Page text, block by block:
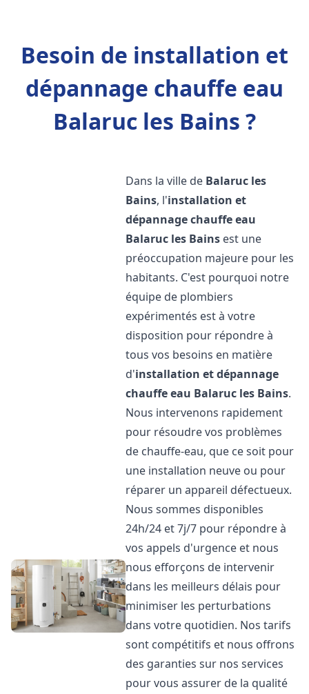
Besoin de installation et
dépannage chauffe eau
Balaruc les Bains ?
Dans la ville de Balaruc les
Bains, l'installation et
dépannage chauffe eau
Balaruc les Bains est une
préoccupation majeure pour les
habitants. C'est pourquoi notre
équipe de plombiers
expérimentés est à votre
disposition pour répondre à
tous vos besoins en matière
d'installation et dépannage
chauffe eau Balaruc les Bains.
Nous intervenons rapidement
pour résoudre vos problèmes
de chauffe-eau, que ce soit pour
une installation neuve ou pour
réparer un appareil défectueux.
Nous sommes disponibles
24h/24 et 7j/7 pour répondre à
vos appels d'urgence et nous
nous efforçons de intervenir
dans les meilleurs délais pour
minimiser les perturbations
dans votre quotidien. Nos tarifs
sont compétitifs et nous offrons
des garanties sur nos services
pour vous assurer de la qualité